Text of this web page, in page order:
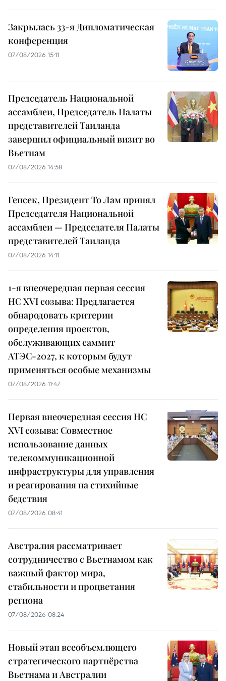
Закрылась 33-я Дипломатическая
конференция
07/08/2026 15:11
Председатель Национальной
ассамблеи, Председатель Палаты
представителей Таиланда
завершил официальный визит во
Вьетнам
07/08/2026 14:58
Генсек, Президент То Лам принял
Председателя Национальной
ассамблеи — Председателя Палаты
представителей Таиланда
07/08/2026 14:11
1-я внеочередная первая сессия
НС XVI созыва: Предлагается
обнародовать критерии
определения проектов,
обслуживающих саммит
АТЭС-2027, к которым будут
применяться особые механизмы
07/08/2026 11:47
Первая внеочередная сессия НС
XVI созыва: Совместное
использование данных
телекоммуникационной
инфраструктуры для управления
и реагирования на стихийные
бедствия
07/08/2026 08:41
Австралия рассматривает
сотрудничество с Вьетнамом как
важный фактор мира,
стабильности и процветания
региона
07/08/2026 08:24
Новый этап всеобъемлющего
стратегического партнёрства
Вьетнама и Австралии